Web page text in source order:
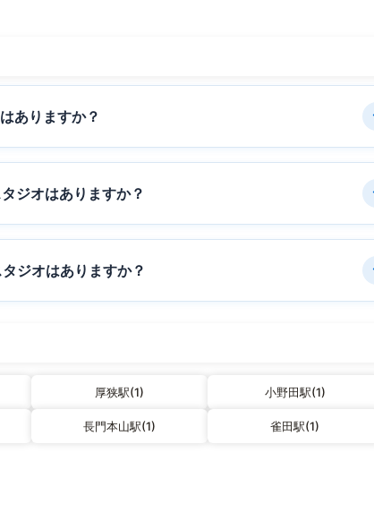
ありますか？
ジオはありますか？
ジオはありますか？
厚狭駅(1) 小野田駅(1)
長門本山駅(1) 雀田駅(1)